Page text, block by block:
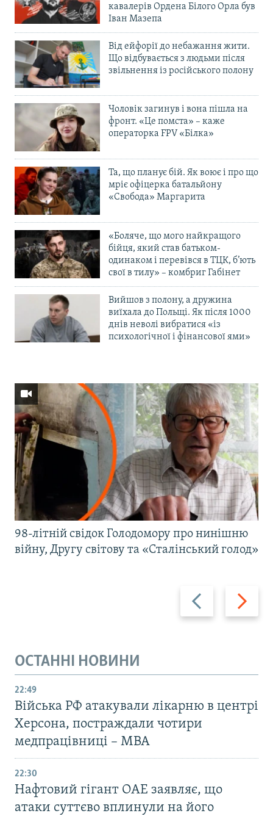
кавалерів Ордена Білого Орла був
Іван Мазепа
Від ейфорії до небажання жити.
Що відбувається з людьми після
звільнення із російського полону
Чоловік загинув і вона пішла на
фронт. «Це помста» – каже
операторка FPV «Білка»
Та, що планує бій. Як воює і про що
мріє офіцерка батальйону
«Свобода» Маргарита
«Боляче, що мого найкращого
бійця, який став батьком-
одинаком і перевівся в ТЦК, б’ють
свої в тилу» – комбриг Габінет
Вийшов з полону, а дружина
виїхала до Польщі. Як після 1000
днів неволі вибратися «із
психологічної і фінансової ями»
Назад Вперед
98-літній свідок Голодомору про нинішню
війну, Другу світову та «Сталінський голод»
ОСТАННІ НОВИНИ
22:49
Війська РФ атакували лікарню в центрі
Херсона, постраждали чотири
медпрацівниці – МВА
22:30
Нафтовий гігант ОАЕ заявляє, що
атаки суттєво вплинули на його